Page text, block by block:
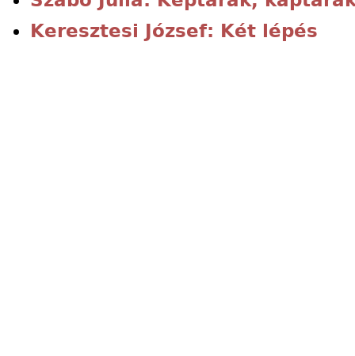
Keresztesi József: Két lépés